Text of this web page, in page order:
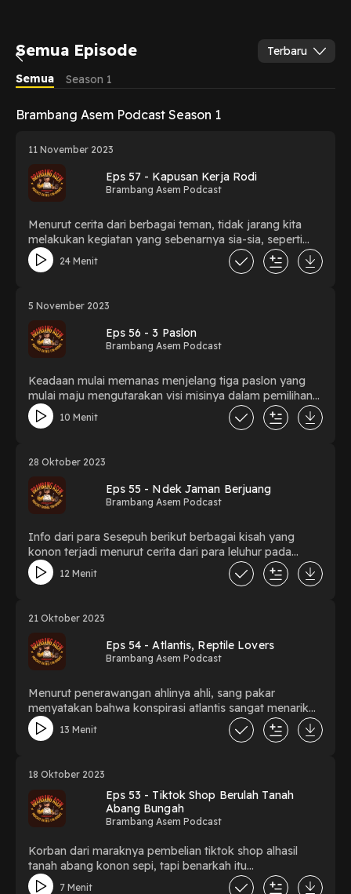
Semua Episode
Terbaru
Semua
Season 1
Brambang Asem Podcast Season 1
11 November 2023
Eps 57 - Kapusan Kerja Rodi
Brambang Asem Podcast
Menurut cerita dari berbagai teman, tidak jarang kita
melakukan kegiatan yang sebenarnya sia-sia, seperti
kegiatan sok sibuk mahasiswa kampus misalnya. Wis
kesel, konbayar barang. Berikut cerita dari teman kami
24 Menit
5 November 2023
Eps 56 - 3 Paslon
Brambang Asem Podcast
Keadaan mulai memanas menjelang tiga paslon yang
mulai maju mengutarakan visi misinya dalam pemilihan
2024 kelak. Berikut beberapa hasil debat dewan
elit brambang asem.
10 Menit
28 Oktober 2023
Eps 55 - Ndek Jaman Berjuang
Brambang Asem Podcast
Info dari para Sesepuh berikut berbagai kisah yang
konon terjadi menurut cerita dari para leluhur pada
jaman lampau. Dari PKI, Pejuang Kemerdekaan, dll.
12 Menit
21 Oktober 2023
Eps 54 - Atlantis, Reptile Lovers
Brambang Asem Podcast
Menurut penerawangan ahlinya ahli, sang pakar
menyatakan bahwa konspirasi atlantis sangat menarik
untuk di ulas kembali. Benarkah atlantis ada?
13 Menit
18 Oktober 2023
Eps 53 - Tiktok Shop Berulah Tanah
Abang Bungah
Brambang Asem Podcast
Korban dari maraknya pembelian tiktok shop alhasil
tanah abang konon sepi, tapi benarkah itu
karena tiktok shop?
7 Menit